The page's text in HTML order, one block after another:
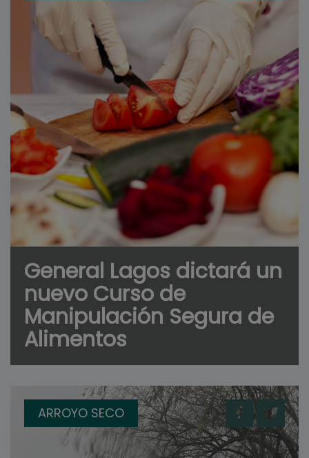
General Lagos dictará un
nuevo Curso de
Manipulación Segura de
Alimentos
ARROYO SECO